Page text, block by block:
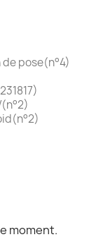
pose(n°4)
moment.